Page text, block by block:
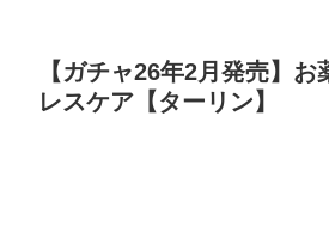
【ガチャ26年2月発売】お
レスケア【ターリン】